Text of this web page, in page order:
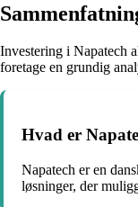
Investering i Napatech
foretage en grundig
Hvad er
Napatech er en
løsninger, der